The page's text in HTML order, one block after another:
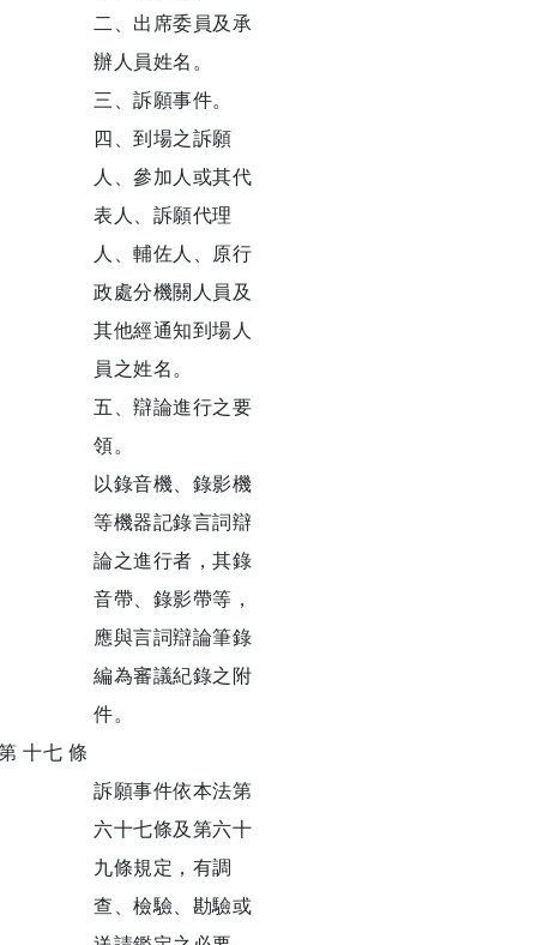
二、出席委員及承
辦人員姓名。
三、訴願事件。
四、到場之訴願
人、參加人或其代
表人、訴願代理
人、輔佐人、原行
政處分機關人員及
其他經通知到場人
員之姓名。
五、辯論進行之要
領。
以錄音機、錄影機
等機器記錄言詞辯
論之進行者，其錄
音帶、錄影帶等，
應與言詞辯論筆錄
編為審議紀錄之附
件。
十七 條
訴願事件依本法第
六十七條及第六十
九條規定，有調
查、檢驗、勘驗或